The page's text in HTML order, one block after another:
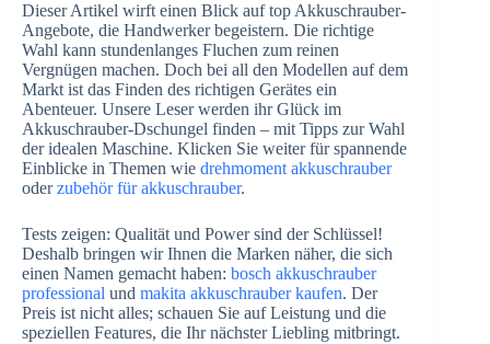
Dieser Artikel wirft einen Blick auf top Akkuschrauber-
Angebote, die Handwerker begeistern. Die richtige
Wahl kann stundenlanges Fluchen zum reinen
Vergnügen machen. Doch bei all den Modellen auf dem
Markt ist das Finden des richtigen Gerätes ein
Abenteuer. Unsere Leser werden ihr Glück im
Akkuschrauber-Dschungel finden – mit Tipps zur Wahl
der idealen Maschine. Klicken Sie weiter für spannende
Einblicke in Themen wie drehmoment akkuschrauber
oderzubehör für akkuschrauber.
Tests zeigen: Qualität und Power sind der Schlüssel!
Deshalb bringen wir Ihnen die Marken näher, die sich
einen Namen gemacht haben: bosch akkuschrauber
professional und makita akkuschrauber kaufen. Der
Preis ist nicht alles; schauen Sie auf Leistung und die
speziellen Features, die Ihr nächster Liebling mitbringt.